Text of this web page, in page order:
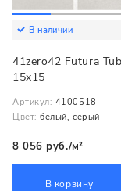
В наличии
41zero42 Futura
15x15
Артикул: 4100518
Цвет: белый, серый
8 056 руб./м²
В корзину